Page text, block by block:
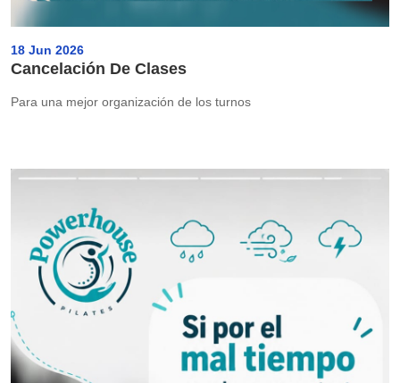
18 Jun 2026
Cancelación De Clases
Para una mejor organización de los turnos